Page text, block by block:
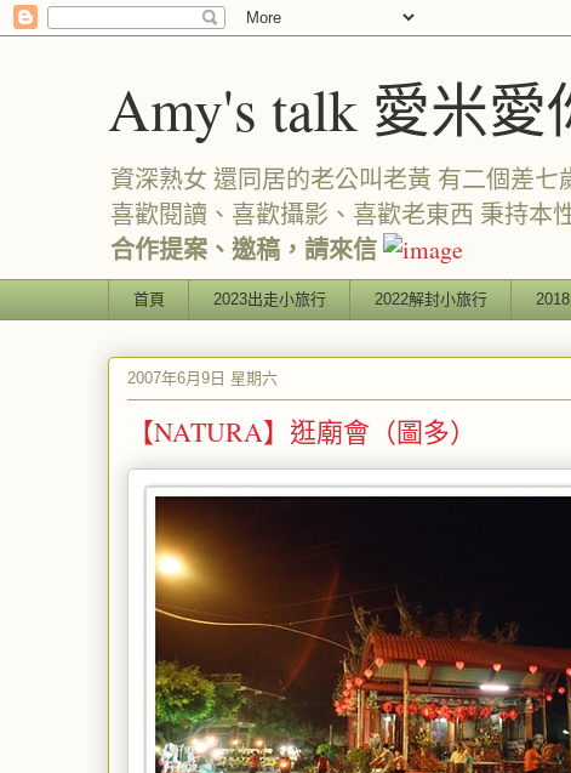
Amy's talk 愛米愛
資深熟女 還同居的老公叫老黃 有二個差
喜歡閱讀、喜歡攝影、喜歡老東西 秉持本
合作提案、邀稿，請來信
首頁 2023出走小旅行 2022解封小旅行
2007年6月9日 星期六
【NATURA】逛廟會（圖多）